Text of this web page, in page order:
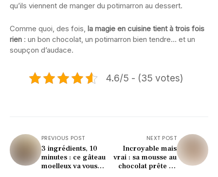
qu’ils viennent de manger du potimarron au dessert.
Comme quoi, des fois, la magie en cuisine tient à trois fois
rien : un bon chocolat, un potimarron bien tendre… et un
soupçon d’audace.
4.6/5 - (35 votes)
PREVIOUS POST
3 ingrédients, 10
minutes : ce gâteau
moelleux va vous
NEXT POST
Incroyable mais
vrai : sa mousse au
chocolat prête en